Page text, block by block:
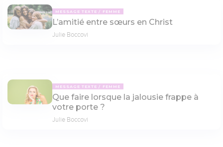
MESSAGE TEXTE FEMME
L’amitié entre sœurs en Christ
Julie Boccovi
MESSAGE TEXTE FEMME
Que faire lorsque la jalousie frappe à
votre porte ?
Julie Boccovi